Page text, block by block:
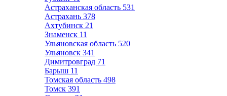
Астраханская область 531
Астрахань 378
Ахтубинск 21
Знаменск 11
Ульяновская область 520
Ульяновск 341
Димитровград 71
Барыш 11
Томская область 498
Томск 391